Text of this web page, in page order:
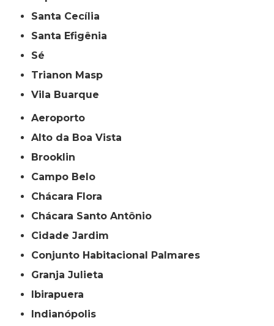
Santa Cecília
Santa Efigênia
Sé
Trianon Masp
Vila Buarque
Aeroporto
Alto da Boa Vista
Brooklin
Campo Belo
Chácara Flora
Chácara Santo Antônio
Cidade Jardim
Conjunto Habitacional Palmares
Granja Julieta
Ibirapuera
Indianópolis